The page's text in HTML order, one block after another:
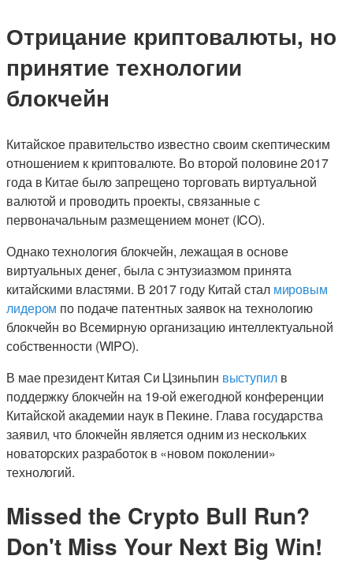
Отрицание криптовалюты, но
принятие технологии
блокчейн
Китайское правительство известно своим скептическим
отношением к криптовалюте. Во второй половине 2017
года в Китае было запрещено торговать виртуальной
валютой и проводить проекты, связанные с
первоначальным размещением монет (ICO).
Однако технология блокчейн, лежащая в основе
виртуальных денег, была с энтузиазмом принята
китайскими властями. В 2017 году Китай стал мировым
лидером по подаче патентных заявок на технологию
блокчейн во Всемирную организацию интеллектуальной
собственности (WIPO).
В мае президент Китая Си Цзиньпин выступилв
поддержку блокчейн на 19-ой ежегодной конференции
Китайской академии наук в Пекине. Глава государства
заявил, что блокчейн является одним из нескольких
новаторских разработок в «новом поколении»
технологий.
Missed the Crypto Bull Run?
Don't Miss Your Next Big Win!